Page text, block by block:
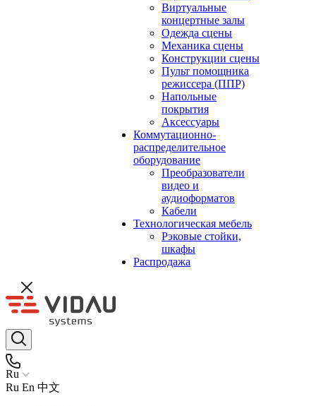
Виртуальные
концертные залы
Одежда сцены
Механика сцены
Конструкции сцены
Пульт помощника
режиссера (ППР)
Напольные
покрытия
Аксессуары
Коммутационно-
распределительное
оборудование
Преобразователи
видео и
аудиоформатов
Кабели
Технологическая мебель
Рэковые стойки,
шкафы
Распродажа
Ru
Ru En 中文